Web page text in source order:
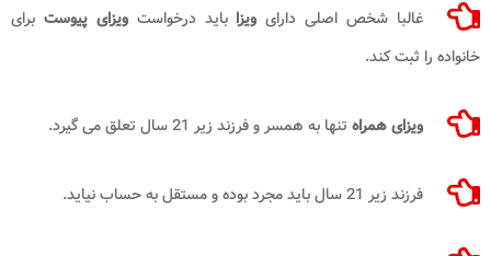
غالبا شخص اصلی دارای ویزاباید درخواستویزای پیوست برای
خانواده را ثبت کند.
ویزای همراه تنها به همسر و فرزند زیر 21 سال تعلق می گیرد.
فرزند زیر 21 سال باید مجرد بوده و مستقل به حساب نیاید.